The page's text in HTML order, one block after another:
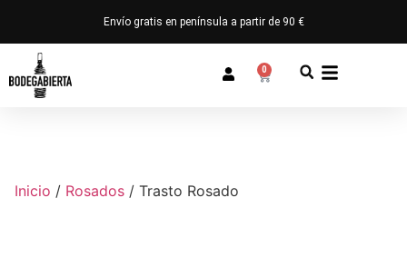
Envío gratis en península a partir de 90 €
0
Inicio / Rosados / Trasto Rosado